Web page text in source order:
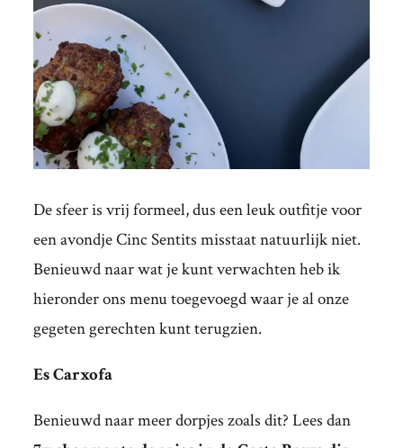
De sfeer is vrij formeel, dus een leuk outfitje voor
een avondje Cinc Sentits misstaat natuurlijk niet.
Benieuwd naar wat je kunt verwachten heb ik
hieronder ons menu toegevoegd waar je al onze
gegeten gerechten kunt terugzien.
Es Carxofa
Benieuwd naar meer dorpjes zoals dit? Lees dan